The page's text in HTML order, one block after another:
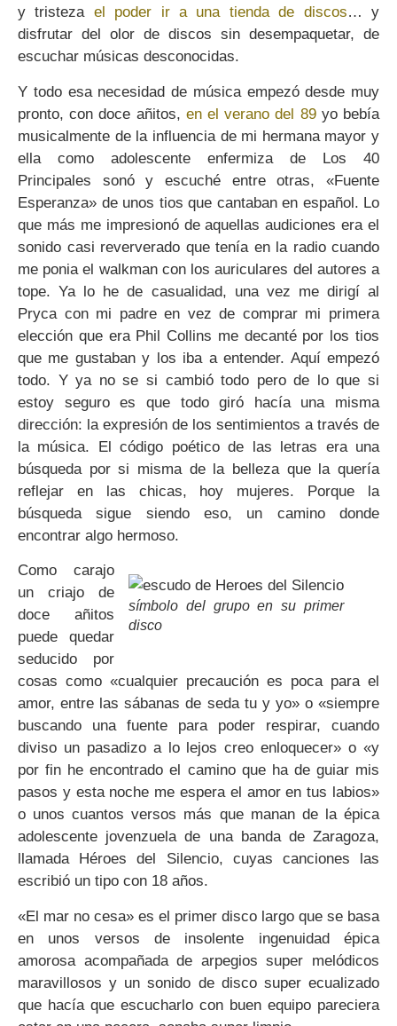
y tristeza el poder ir a una tienda de discos… y
disfrutar del olor de discos sin desempaquetar, de
escuchar músicas desconocidas.
Y todo esa necesidad de música empezó desde muy
pronto, con doce añitos, en el verano del 89yo bebía
musicalmente de la influencia de mi hermana mayor y
ella como adolescente enfermiza de Los 40
Principales sonó y escuché entre otras, «Fuente
Esperanza» de unos tios que cantaban en español. Lo
que más me impresionó de aquellas audiciones era el
sonido casi reververado que tenía en la radio cuando
me ponia el walkman con los auriculares del autores a
tope. Ya lo he de casualidad, una vez me dirigí al
Pryca con mi padre en vez de comprar mi primera
elección que era Phil Collins me decanté por los tios
que me gustaban y los iba a entender. Aquí empezó
todo. Y ya no se si cambió todo pero de lo que si
estoy seguro es que todo giró hacía una misma
dirección: la expresión de los sentimientos a través de
la música. El código poético de las letras era una
búsqueda por si misma de la belleza que la quería
reflejar en las chicas, hoy mujeres. Porque la
búsqueda sigue siendo eso, un camino donde
encontrar algo hermoso.
símbolo del grupo en su primer
disco
Como carajo
un criajo de
doce añitos
puede quedar
seducido por
cosas como «cualquier precaución es poca para el
amor, entre las sábanas de seda tu y yo» o «siempre
buscando una fuente para poder respirar, cuando
diviso un pasadizo a lo lejos creo enloquecer» o «y
por fin he encontrado el camino que ha de guiar mis
pasos y esta noche me espera el amor en tus labios»
o unos cuantos versos más que manan de la épica
adolescente jovenzuela de una banda de Zaragoza,
llamada Héroes del Silencio, cuyas canciones las
escribió un tipo con 18 años.
«El mar no cesa» es el primer disco largo que se basa
en unos versos de insolente ingenuidad épica
amorosa acompañada de arpegios super melódicos
maravillosos y un sonido de disco super ecualizado
que hacía que escucharlo con buen equipo pareciera